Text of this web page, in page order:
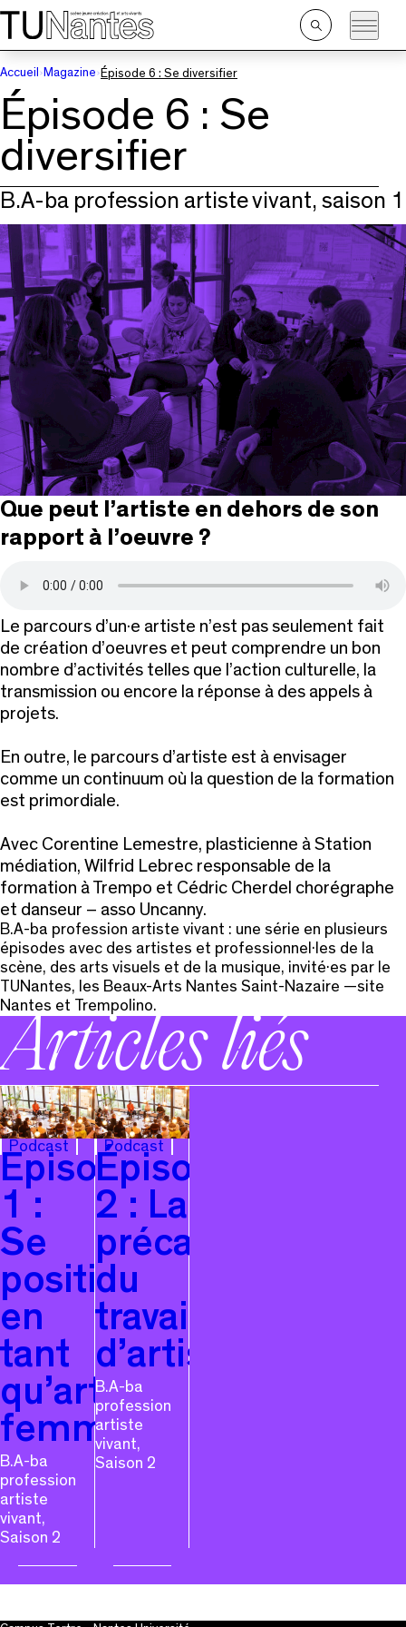
Passer directement à la navigation
Passer directement au contenu principal
Ouvrir
la
Accueil
Magazine Épisode 6 : Se diversifier
Épisode 6 : Se
diversifier
B.A-ba profession artiste vivant, saison 1
Que peut l’artiste en dehors de son
rapport à l’oeuvre ?
Le parcours d’un·e artiste n’est pas seulement fait
de création d’oeuvres et peut comprendre un bon
nombre d’activités telles que l’action culturelle, la
transmission ou encore la réponse à des appels à
projets.
En outre, le parcours d’artiste est à envisager
comme un continuum où la question de la formation
est primordiale.
Avec Corentine Lemestre, plasticienne à Station
médiation, Wilfrid Lebrec responsable de la
formation à Trempo et Cédric Cherdel chorégraphe
et danseur – asso Uncanny.
B.A-ba profession artiste vivant : une série en plusieurs
épisodes avec des artistes et professionnel·les de la
scène, des arts visuels et de la musique, invité·es par le
TUNantes, les Beaux-Arts Nantes Saint-Nazaire —site
Nantes et Trempolino.
Articles liés
Podcast
Episode
1 :
Se
positionner
en
tant
qu’artiste
femme
B.A-ba
profession
artiste
vivant,
Saison 2
Podcast
Épisode
2 : La
précarité
du
travail
d’artiste
B.A-ba
profession
artiste
vivant,
Saison 2